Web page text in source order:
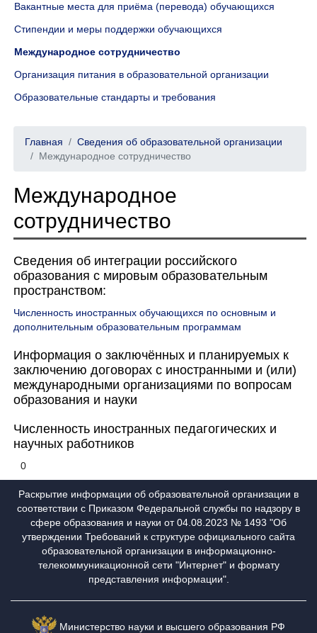
Вакантные места для приёма (перевода) обучающихся
Стипендии и меры поддержки обучающихся
Международное сотрудничество
Организация питания в образовательной организации
Образовательные стандарты и требования
Главная
Сведения об образовательной организации
Международное сотрудничество
Международное
сотрудничество
Сведения об интеграции российского
образования с мировым образовательным
пространством:
Численность иностранных обучающихся по основным и
дополнительным образовательным программам
Информация о заключённых и планируемых к
заключению договорах с иностранными и (или)
международными организациями по вопросам
образования и науки
Численность иностранных педагогических и
научных работников
0
Раскрытие информации об образовательной организации в
соответствии с Приказом Федеральной службы по надзору в
сфере образования и науки от 04.08.2023 № 1493 "Об
утверждении Требований к структуре официального сайта
образовательной организации в информационно-
телекоммуникационной сети "Интернет" и формату
представления информации".
Министерство науки и высшего образования РФ